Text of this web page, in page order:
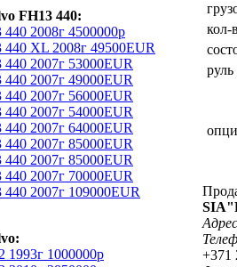
FH13 440:
2008г 4500000р
XL 2008г 49500EUR
2007г 53000EUR
2007г 49000EUR
2007г 56000EUR
2007г 54000EUR
2007г 64000EUR
2007г 85000EUR
2007г 85000EUR
2007г 70000EUR
2007г 109000EUR
1993г 1000000р
кол-
руль
+371